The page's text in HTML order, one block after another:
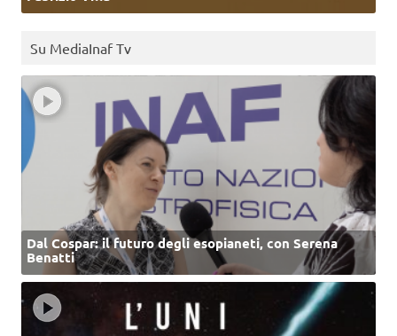
Su MediaInaf Tv
Dal Cospar: il futuro degli esopianeti, con Serena
Benatti